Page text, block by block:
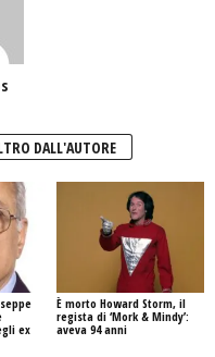
DALL'AUTORE
ex
È morto Howard Storm, il
regista di ‘Mork & Mindy’:
aveva 94 anni